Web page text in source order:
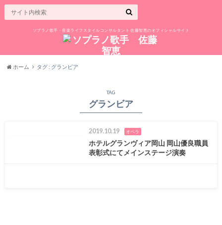
ソプラノ歌手・音楽ライフスタイルコンサルタント 佐藤智恵のオフィシャルサイト
ホーム タグ : グランビア
TAG
グランビア
2019.10.19 オペラ
ホテルグランヴィア岡山 岡山優良職員
表彰式にてメインステージ演奏